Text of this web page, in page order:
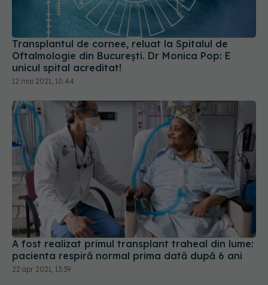
Transplantul de cornee, reluat la Spitalul de
Oftalmologie din București. Dr Monica Pop: E
unicul spital acreditat!
12 mai 2021, 10:44
A fost realizat primul transplant traheal din lume:
pacienta respiră normal prima dată după 6 ani
22 apr 2021, 13:39